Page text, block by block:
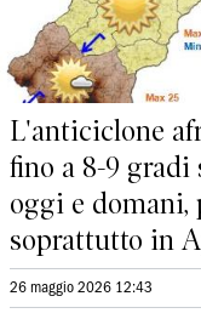
L'anticiclone
fino a 8-9 gradi
oggi e
soprattutto in
26 maggio 2026 12:43